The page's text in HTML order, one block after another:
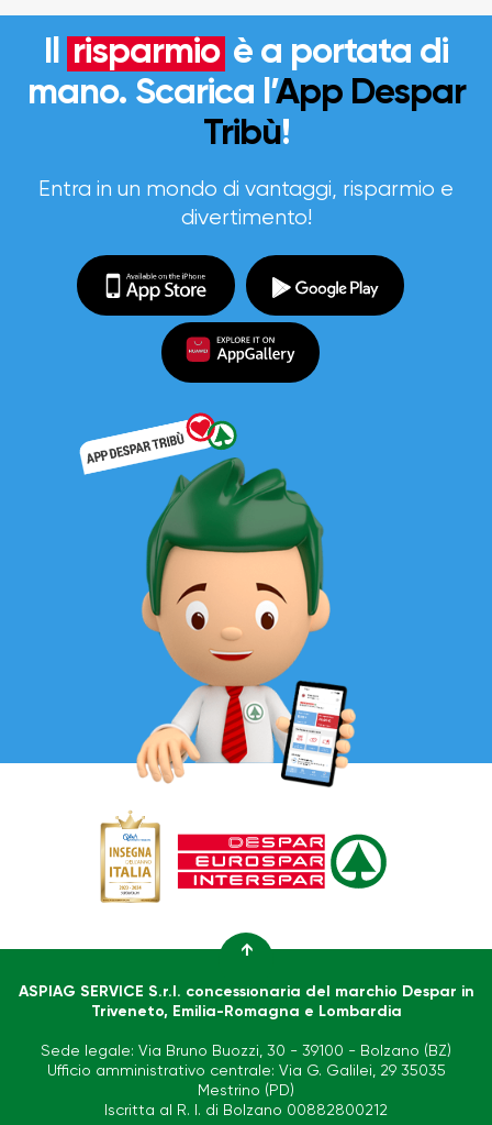
risparmio è a portata di
mano. Scarica l’App Despar
Tribù!
Entra in un mondo di vantaggi, risparmio e
divertimento!
↑
ASPIAG SERVICE S.r.l. concessionaria del marchio Despar in
Triveneto, Emilia-Romagna e Lombardia
Sede legale: Via Bruno Buozzi, 30 - 39100 - Bolzano (BZ)
Ufficio amministrativo centrale: Via G. Galilei, 29 35035
Mestrino (PD)
Iscritta al R. I. di Bolzano 00882800212